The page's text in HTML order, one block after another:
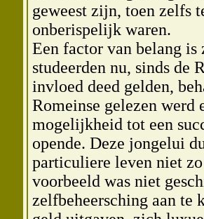
geweest zijn, toen zelfs
onberispelijk waren.
Een factor van belang is
studeerden nu, sinds de
invloed deed gelden,
Romeinse gelezen werd
mogelijkheid tot een
opende. Deze jongelui
particuliere leven niet
voorbeeld was niet
zelfbeheersching aan te